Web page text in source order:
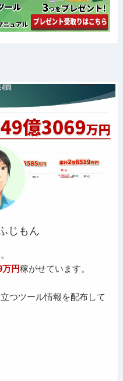
じもん
万円稼がせています。
つツール情報を配布して